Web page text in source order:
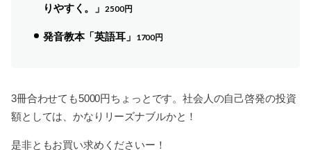
りやすく。」
2500円
発音教本「英語耳」 1700円
3冊合わせても5000円ちょっとです。社会人の自己啓発の投資
額としては、かなりリーズナブルかと！
是非ともお買い求めくださいー！